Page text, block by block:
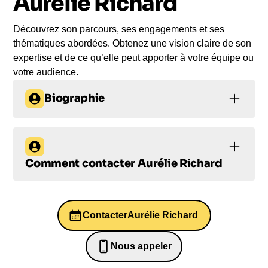
Découvrez son parcours, ses engagements et ses
thématiques abordées. Obtenez une vision claire de son
expertise et de ce qu’elle peut apporter à votre équipe ou
votre audience.
Biographie
L'Étoile Montante du
Ski Alpin Handisport
Ski Alpin Handisport : 18 ans
d'excellence et 2 médailles
mondiales
Née le 15 juin 2005 à Gap, en France, Aurélie
Comment contacter Aurélie Richard
Comment
contacter Aurélie
Richard ?
ContacterAurélie Richard
Nous appeler
0652698481